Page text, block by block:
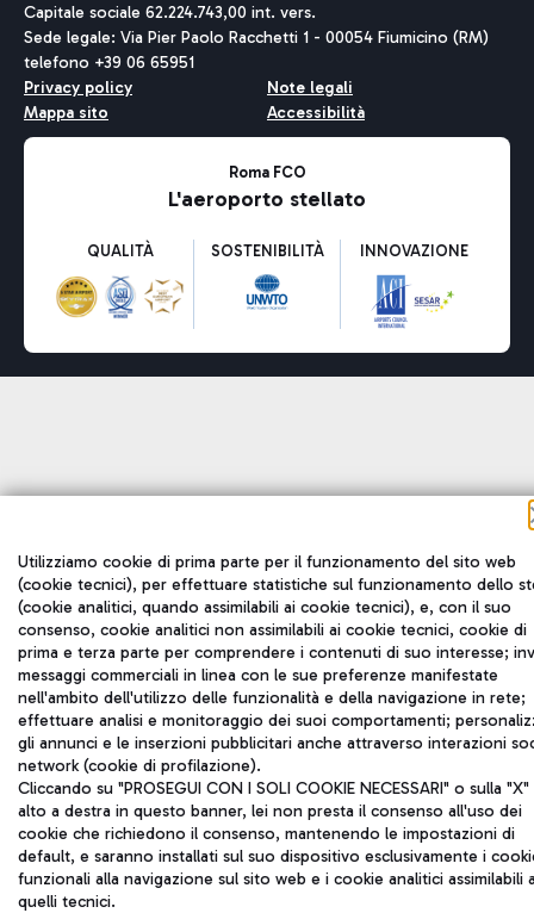
Capitale sociale 62.224.743,00 int. vers.
Sede legale: Via Pier Paolo Racchetti 1 - 00054 Fiumicino (RM)
telefono +39 06 65951
Privacy policy
Note legali
Mappa sito
Accessibilità
Roma FCO
L'aeroporto stellato
QUALITÀ SOSTENIBILITÀ INNOVAZIONE
Utilizziamo cookie di prima parte per il funzionamento del sito web
(cookie tecnici), per effettuare statistiche sul funzionamento dello
(cookie analitici, quando assimilabili ai cookie tecnici), e, con il suo
consenso, cookie analitici non assimilabili ai cookie tecnici, cookie di
prima e terza parte per comprendere i contenuti di suo interesse;
messaggi commerciali in linea con le sue preferenze manifestate
nell'ambito dell'utilizzo delle funzionalità e della navigazione in rete;
effettuare analisi e monitoraggio dei suoi comportamenti;
gli annunci e le inserzioni pubblicitari anche attraverso interazioni
network (cookie di profilazione).
Cliccando su "PROSEGUI CON I SOLI COOKIE NECESSARI" o sulla "X"
alto a destra in questo banner, lei non presta il consenso all'uso dei
cookie che richiedono il consenso, mantenendo le impostazioni di
default, e saranno installati sul suo dispositivo esclusivamente i
funzionali alla navigazione sul sito web e i cookie analitici assimilabili
quelli tecnici.